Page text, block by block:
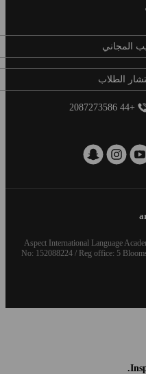
المجاني
الطلاب
+44 2087273586
© 2026 Aspect International
No: 152088224 / Reg office: 5